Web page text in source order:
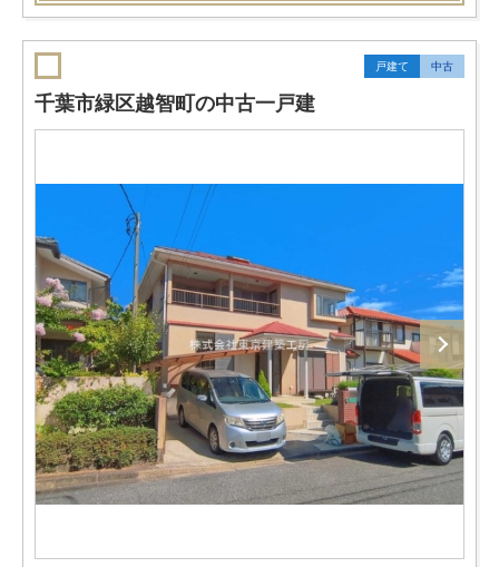
戸建て 中古
千葉市緑区越智町の中古一戸建